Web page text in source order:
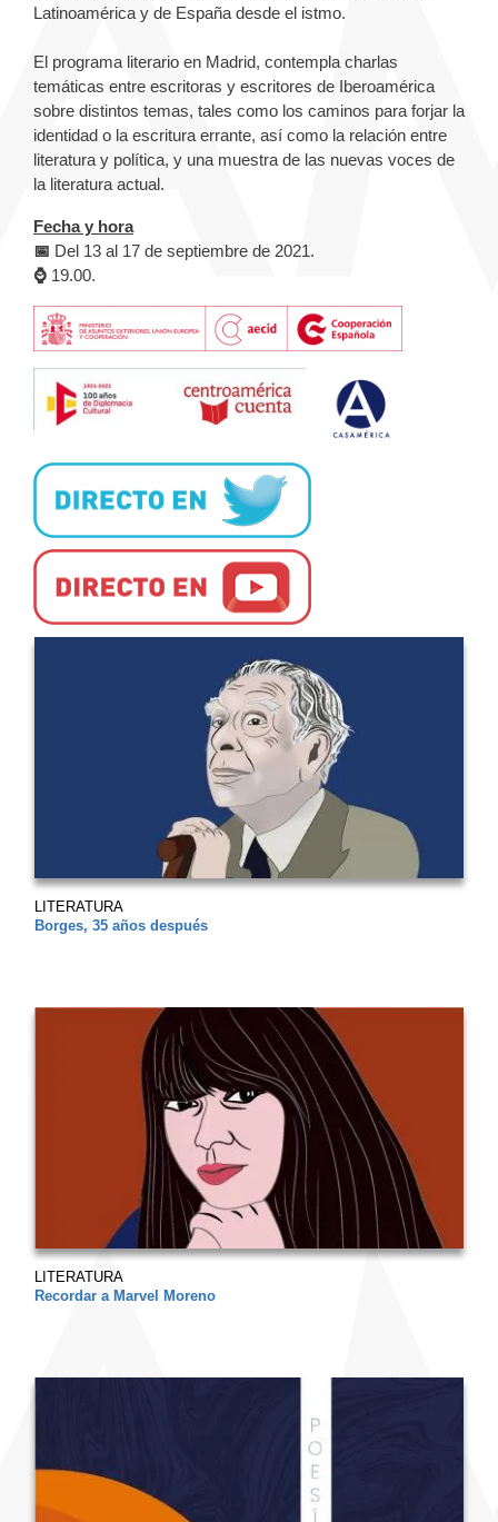
Latinoamérica y de España desde el istmo.
El programa literario en Madrid, contempla charlas
temáticas entre escritoras y escritores de Iberoamérica
sobre distintos temas, tales como los caminos para forjar la
identidad o la escritura errante, así como la relación entre
literatura y política, y una muestra de las nuevas voces de
la literatura actual.
Fecha y hora
📅 Del 13 al 17 de septiembre de 2021.
⌚ 19.00.
LITERATURA
Borges, 35 años después
LITERATURA
Recordar a Marvel Moreno